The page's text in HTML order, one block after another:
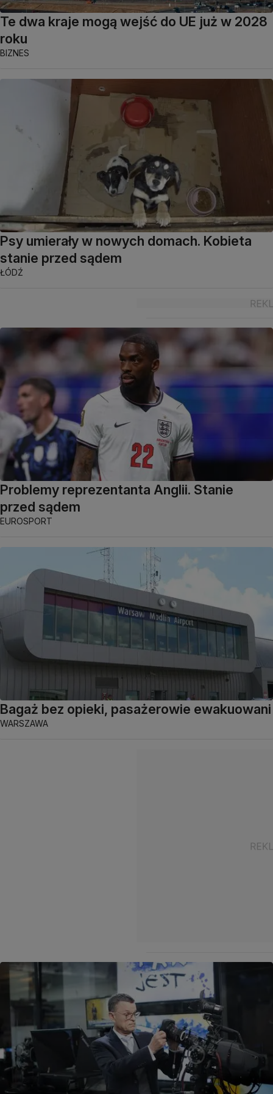
Te dwa kraje mogą wejść do UE już w 2028
roku
BIZNES
Psy umierały w nowych domach. Kobieta
stanie przed sądem
ŁÓDŹ
Problemy reprezentanta Anglii. Stanie
przed sądem
EUROSPORT
Bagaż bez opieki, pasażerowie ewakuowani
WARSZAWA